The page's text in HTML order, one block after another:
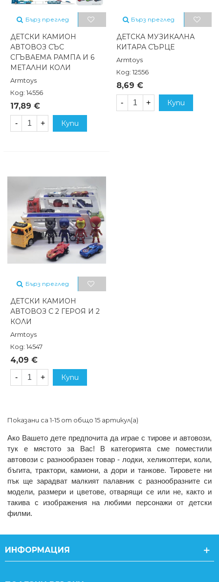
Бърз преглед
ДЕТСКИ КАМИОН
АВТОВОЗ СЪС
СГЪВАЕМА РАМПА И 6
МЕТАЛНИ КОЛИ
Armtoys
Код: 14556
17,89 €
- + Купи
Бърз преглед
ДЕТСКА МУЗИКАЛНА
КИТАРА СЪРЦЕ
Armtoys
Код: 12556
8,69 €
- + Купи
Бърз преглед
ДЕТСКИ КАМИОН
АВТОВОЗ С 2 ГЕРОЯ И 2
КОЛИ
Armtoys
Код: 14547
4,09 €
- + Купи
Показани са 1-15 от общо 15 артикул(а)
Ако Вашето дете предпочита да играе с тирове и автовози,
тук е мястото за Вас! В категорията сме поместили
автовози с разнообразен товар - лодки, хеликоптери, коли,
бъгита, трактори, камиони, а дори и танкове. Тировете ни
пък ще зарадват малкият палавник с разнообразните си
модели, размери и цветове, отварящи се или не, както и
такива с изображения на любими персонажи от детски
филми.
ИНФОРМАЦИЯ